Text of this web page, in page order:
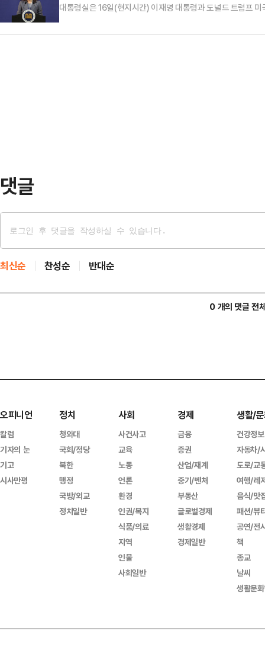
대통령실은 16일(현지시간) 이재명 대통령과 도널드 트럼프
터에서 기자들과 만나 "(한일정상회담이) 내일로 예정이 돼 있
댓글
최신순 찬성순 반대순
0 개의 댓글 전
오피니언
칼럼
기자의 눈
기고
시사만평
정치
청와대
국회/정당
북한
행정
국방/외교
정치일반
사회
사건사고
교육
노동
언론
환경
인권/복지
식품/의료
지역
인물
사회일반
경제
금융
증권
산업/재계
중기/벤처
부동산
글로벌경제
생활경제
경제일반
생활/
건강정보
자동차/
도로/교
여행/레
음식/맛
패션/뷰
공연/전
책
종교
날씨
생활문